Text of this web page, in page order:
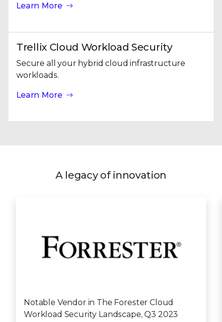
Learn More
Trellix Cloud Workload Security
Secure all your hybrid cloud infrastructure
workloads.
Learn More
A legacy of innovation
Notable Vendor in The Forester Cloud
Workload Security Landscape, Q3 2023